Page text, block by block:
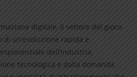
digitale, il settore del gioco
un’evoluzione rapida e
dell’industria,
tecnologica e dalla domanda